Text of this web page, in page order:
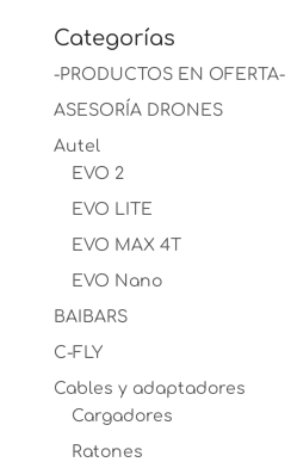
Categorías
-PRODUCTOS EN OFERTA-
ASESORÍA DRONES
Autel
EVO 2
EVO LITE
EVO MAX 4T
EVO Nano
BAIBARS
C-FLY
Cables y adaptadores
Cargadores
Ratones